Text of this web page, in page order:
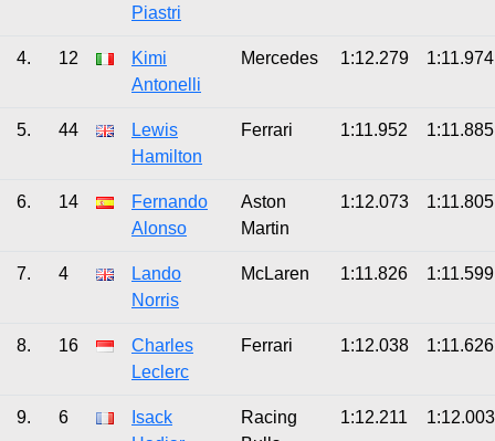
Piastri
4. 12
Kimi
Antonelli
Mercedes 1:12.279 1:11.974
5. 44
Lewis
Hamilton
Ferrari 1:11.952 1:11.885
6. 14
Fernando
Alonso
Aston
Martin
1:12.073 1:11.805
7. 4
Lando
Norris
McLaren 1:11.826 1:11.599
8. 16
Charles
Leclerc
Ferrari 1:12.038 1:11.626
9. 6
Isack
Racing
1:12.211 1:12.003